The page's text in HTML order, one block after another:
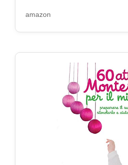
amazon